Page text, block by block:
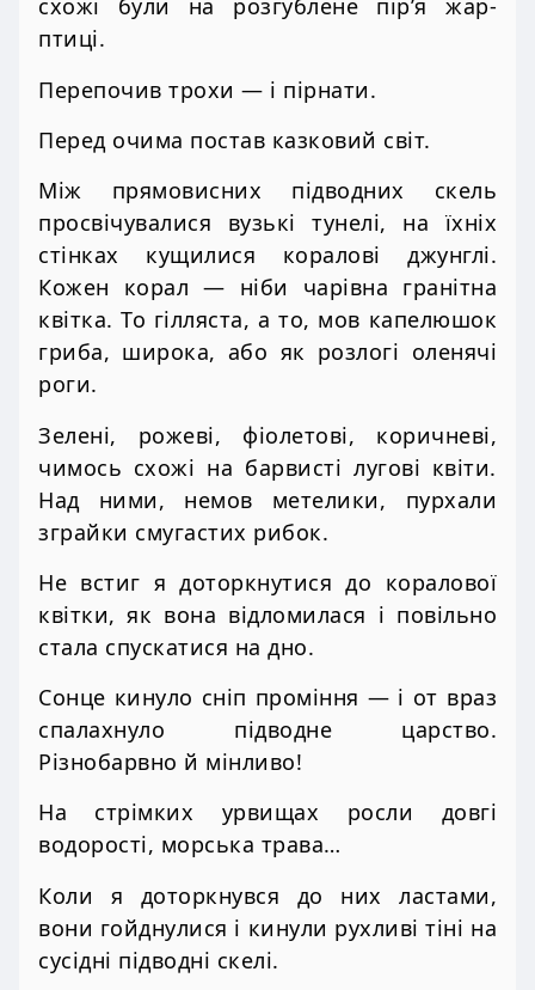
схожі були на розгублене пір’я жар-
птиці.
Перепочив трохи — і пірнати.
Перед очима постав казковий світ.
Між прямовисних підводних скель
просвічувалися вузькі тунелі, на їхніх
стінках кущилися коралові джунглі.
Кожен корал — ніби чарівна гранітна
квітка. То гілляста, а то, мов капелюшок
гриба, широка, або як розлогі оленячі
роги.
Зелені, рожеві, фіолетові, коричневі,
чимось схожі на барвисті лугові квіти.
Над ними, немов метелики, пурхали
зграйки смугастих рибок.
Не встиг я доторкнутися до коралової
квітки, як вона відломилася і повільно
стала спускатися на дно.
Сонце кинуло сніп проміння — і от враз
спалахнуло підводне царство.
Різнобарвно й мінливо!
На стрімких урвищах росли довгі
водорості, морська трава…
Коли я доторкнувся до них ластами,
вони гойднулися і кинули рухливі тіні на
сусідні підводні скелі.